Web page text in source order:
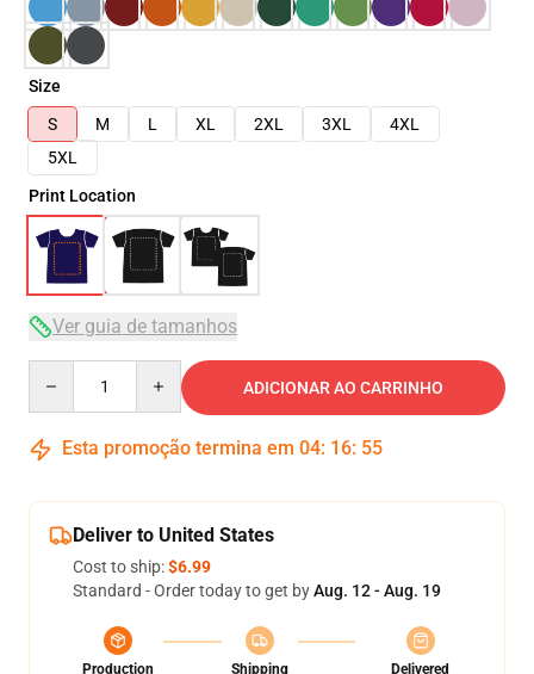
Size
S
M L XL 2XL 3XL
4XL
5XL
Print Location
Ver guia de tamanhos
ADICIONAR AO CARRINHO
Esta promoção termina em 04: 16: 54
Deliver to United States
Cost to ship:$6.99
Standard - Order today to get byAug. 12 - Aug. 19
Production
Shipping
Delivered